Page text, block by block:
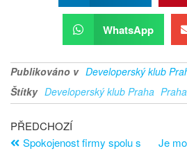
WhatsApp
Publikováno v Developerský klub
Štítky Developerský klub Praha Praha
PŘEDCHOZÍ
Spokojenost firmy spolu s
Je